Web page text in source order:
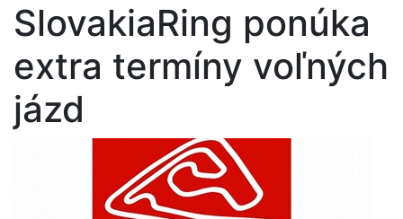
SlovakiaRing ponúka
extra termíny voľných
jázd